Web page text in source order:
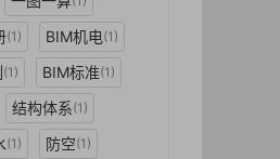
(1) BIM机电(1)
(1) BIM标准(1)
结构体系(1)
(1) 防空(1)